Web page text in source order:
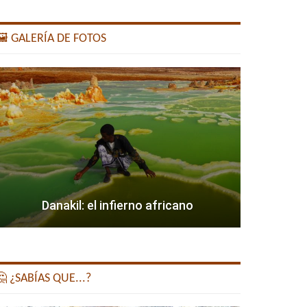
GALERÍA DE FOTOS
Danakil: el infierno africano
¿SABÍAS QUE...?